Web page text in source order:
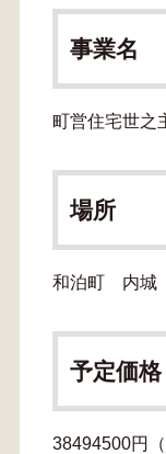
事業名
町営住宅世之
場所
和泊町 内城
予定価格
38494500円（